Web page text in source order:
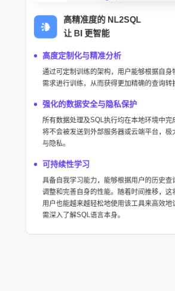
高精准度的 NL2SQL
让 BI 更智能
高度定制化与精准分析
通过可定制训练的架构，用户能够根据自身
需求进行训练，从而获得更加精确的查询转
强化的数据安全与隐私保护
所有数据处理及SQL执行均在本地环境中完
将不会被发送到外部服务器或云端平台，极
与隐私。
可持续性学习
具备自我学习能力，能够根据用户的历史查
调整和完善自身的性能。随着时间推移，这
用户也能越来越轻松地使用该工具来高效地
需深入了解SQL语言本身。